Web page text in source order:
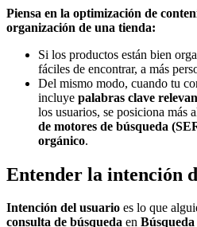
Piensa en la optimización de
organización de una tienda:
Si los productos están bien
fáciles de encontrar, a más
Del mismo modo, cuando tu
incluye palabras clave
los usuarios, se posiciona más
de motores de búsqueda
orgánico.
Entender la intención
Intención del usuario es lo que
consulta de búsqueda en Búsqueda